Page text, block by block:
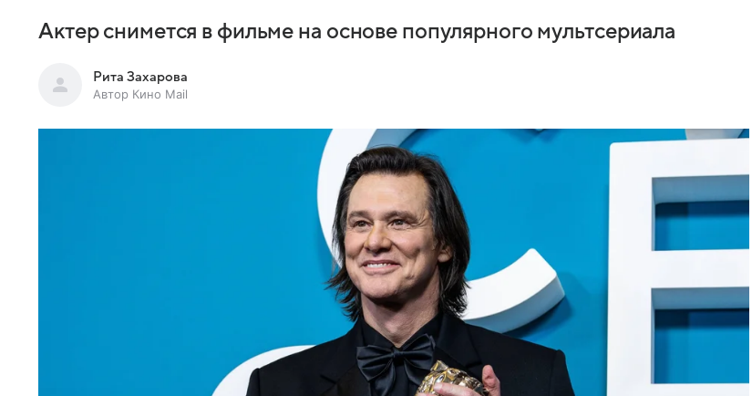
Актер снимется в фильме на основе популярного мультсериала
Рита Захарова
Автор Кино Mail